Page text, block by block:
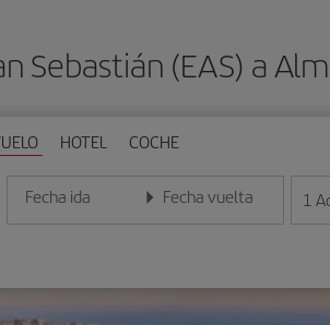
Sebastián (EAS) a
HOTEL COCHE
Fecha ida
Introduce la fecha en formato día/mes/año
Fecha vuelta
Introduce la fecha en 1